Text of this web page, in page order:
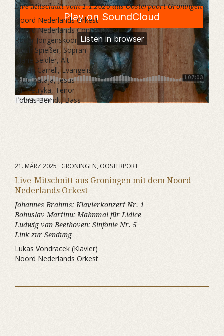
Live-Mitschnitt vom 1.4.2026 aus Oosterpoort Groningen
Noord Nederlands Orkest
Noord Nederlands Concert Koor
Roder Jongenskoor
Judith Spießer, Sopran
Marie Seidler, Alt
Kieran Carrell, Evangelist
Arttu Kataja, Jesus
Jan Petryka, Tenor
Tobias Berndt, Bass
21. MÄRZ 2025 · GRONINGEN, OOSTERPORT
Live-Mitschnitt aus Groningen mit dem Noord
Nederlands Orkest
Johannes Brahms: Klavierkonzert Nr. 1
Bohuslav Martinu: Mahnmal für Lidice
Ludwig van Beethoven: Sinfonie Nr. 5
Link zur Sendung
Lukas Vondracek (Klavier)
Noord Nederlands Orkest